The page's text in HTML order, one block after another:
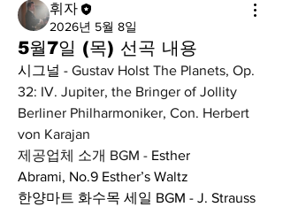
휘자
2026년 5월 8일
5월7일 (목) 선곡 내용
시그널 - Gustav Holst The Planets, Op.
32: IV. Jupiter, the Bringer of Jollity
Berliner Philharmoniker, Con. Herbert
von Karajan
제공업체 소개 BGM - Esther
Abrami, No.9 Esther’s Waltz
한양마트 화수목 세일 BGM - J. Strauss